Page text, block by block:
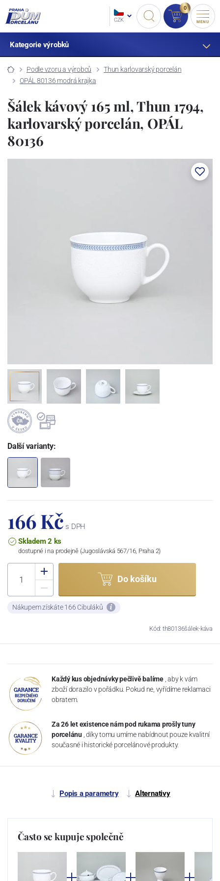
CZK
0
MENU
Kategorie výrobků
Podle vzoru a výrobců
Thun karlovarský porcelán
OPÁL 80136 modrá krajka
Šálek kávový 165 ml, Thun 1794,
karlovarský porcelán, OPÁL
80136
Další varianty:
166 Kč s DPH
Skladem 2 ks
dostupné i na prodejně (Jugoslávská 567/16, Praha 2)
Do košíku
Nákupem získáte 166 Cibuláků
Kód: th80136šálek-káva
Každý kus objednávky pečlivě balíme , aby k vám
zboží dorazilo v pořádku. Pokud ne, vyřídíme reklamaci
obratem.
Za 26 let existence nám pod rukama prošly tuny
porcelánu , díky tomu umíme nabídnout pouze kvalitní
současné i historické porcelánové produkty.
Popis a parametry Alternativy
Často se kupuje společně